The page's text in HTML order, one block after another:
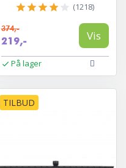
(1218)
374,-
219,- Vis
På lager
TILBUD